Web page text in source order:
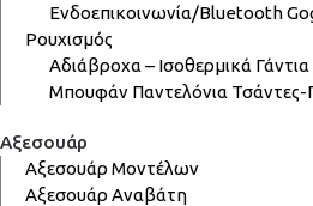
Ενδοεπικοινωνία/Bluetooth
Ρουχισμός
Αδιάβροχα – Ισοθερμικά Γάντια
Μπουφάν Παντελόνια
Αξεσουάρ
Αξεσουάρ Μοντέλων
Αξεσουάρ Αναβάτη